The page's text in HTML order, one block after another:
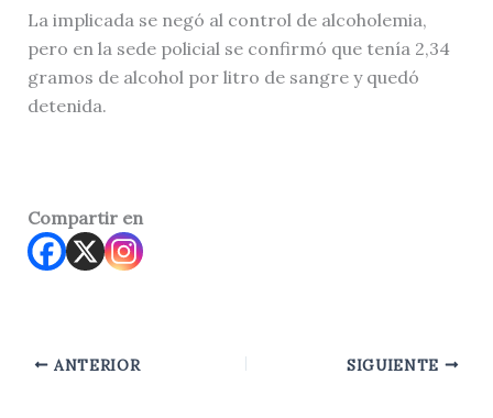
La implicada se negó al control de alcoholemia,
pero en la sede policial se confirmó que tenía 2,34
gramos de alcohol por litro de sangre y quedó
detenida.
Compartir en
ANTERIOR SIGUIENTE